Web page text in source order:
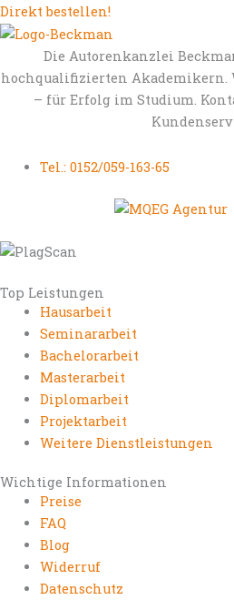
Direkt bestellen!
Die Autorenkanzlei
hochqualifizierten Akademikern.
– für Erfolg im Studium.
Tel.: 0152/059-163-65
Top Leistungen
Hausarbeit
Seminararbeit
Bachelorarbeit
Masterarbeit
Diplomarbeit
Projektarbeit
Weitere Dienstleistungen
Wichtige Informationen
Preise
FAQ
Blog
Widerruf
Datenschutz